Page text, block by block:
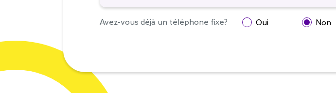
Avez-vous déjà un téléphone fixe? Oui Non